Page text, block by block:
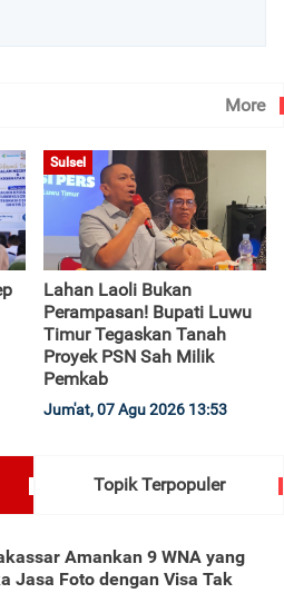
More
Sulsel
Lahan Laoli Bukan
Perampasan! Bupati Luwu
Timur Tegaskan Tanah
Proyek PSN Sah Milik
Pemkab
Jum'at, 07 Agu 2026 13:53
Topik Terpopuler
Amankan 9 WNA yang
Jasa Foto dengan Visa Tak